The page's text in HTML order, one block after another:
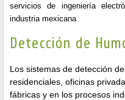
servicios de ingeniería
industria mexicana
Detección de
Los sistemas de detección
residenciales, oficinas
fábricas y en los procesos